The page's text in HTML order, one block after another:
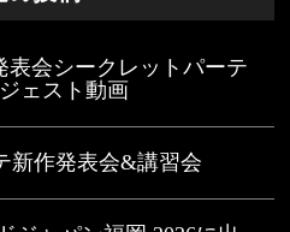
表会シークレットパーテ
ェスト動画
新作発表会&講習会